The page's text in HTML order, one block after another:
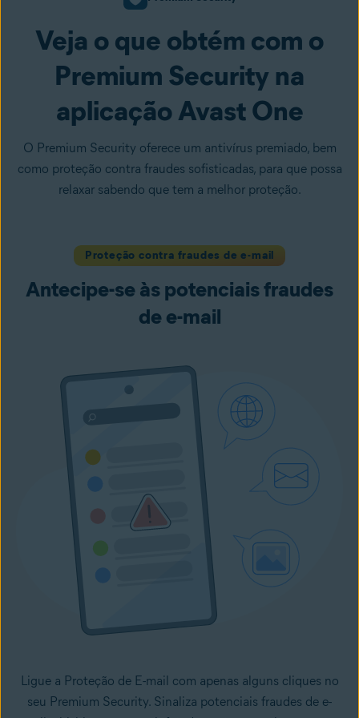
Veja o que obtém com o
Premium Security na
aplicação Avast One
O Premium Security oferece um antivírus premiado, bem
como proteção contra fraudes sofisticadas, para que possa
relaxar sabendo que tem a melhor proteção.
Proteção contra fraudes de e-mail
Antecipe-se às potenciais fraudes
de e-mail
Ligue a Proteção de E-mail com apenas alguns cliques no
seu Premium Security. Sinaliza potenciais fraudes de e-